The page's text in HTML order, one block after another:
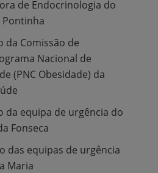
de Endocrinologia do
Pontinha
da Comissão de
Nacional de
(PNC Obesidade) da
da equipa de urgência do
Fonseca
das equipas de urgência
Maria